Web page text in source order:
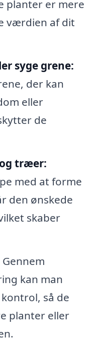
planter er mere
værdien af dit
syge grene:
der kan
eller
de
træer:
med at forme
den ønskede
skaber
Gennem
kan man
så de
planter eller